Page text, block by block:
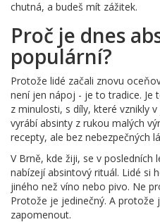
chutná, a budeš mít zážitek.
Proč je dnes
populární?
Protože lidé začali znovu
není jen nápoj - je to tradice. Je
z minulosti, s díly, které vznikly
vyrábí absinty z rukou malých
recepty, ale bez nebezpečných
V Brně, kde žiji, se v posledních
nabízejí absintový rituál. Lidé si
jiného než víno nebo pivo. Ne
Protože je jedinečný. A protože
zapomenout.